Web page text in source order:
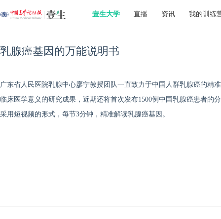
壹生大学 直播 资讯 我的训练
乳腺癌基因的万能说明书
广东省人民医院乳腺中心廖宁教授团队一直致力于中国人群乳腺癌的精
临床医学意义的研究成果，近期还将首次发布1500例中国乳腺癌患者的
采用短视频的形式，每节3分钟，精准解读乳腺癌基因。